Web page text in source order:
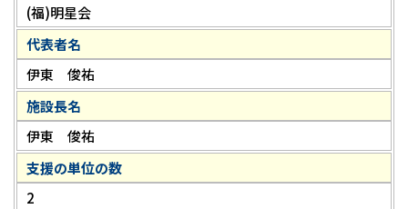
(福)明星会
代表者名
伊東 俊祐
施設長名
伊東 俊祐
支援の単位の数
2